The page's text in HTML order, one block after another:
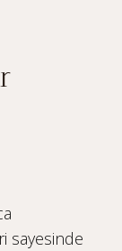
sayesinde